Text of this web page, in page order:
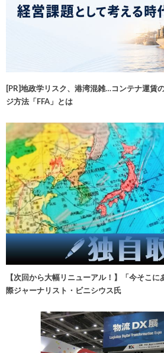
[PR]地政学リスク、港湾混雑…コンテナ運賃
ジ方法「FFA」とは
【次回から大幅リニューアル！】「今そこ
際ジャーナリスト・ビニシウス氏